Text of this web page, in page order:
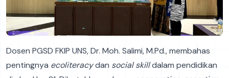
Dosen PGSD FKIP UNS, Dr. Moh. Salimi, M.Pd., membahas
pentingnya ecoliteracydan social skilldalam pendidikan